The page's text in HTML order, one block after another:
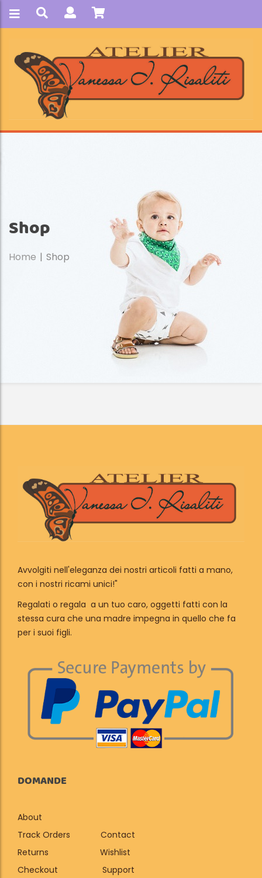
Shop
Home Shop
Avvolgiti nell'eleganza dei nostri articoli fatti a mano,
con i nostri ricami unici!"
Regalati o regala a un tuo caro, oggetti fatti con la
stessa cura che una madre impegna in quello che fa
per i suoi figli.
DOMANDE
About
Track Orders
Contact
Returns
Wishlist
Checkout
Support